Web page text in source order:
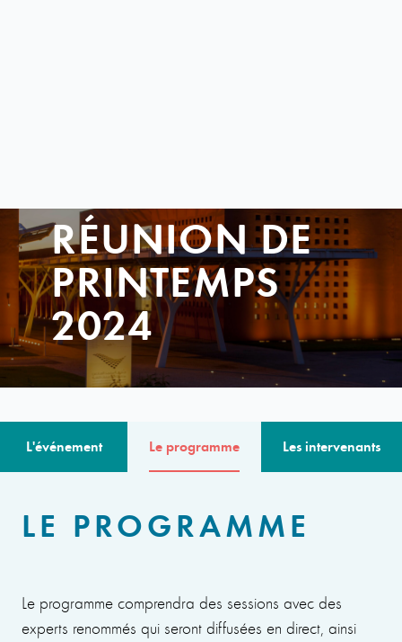
RÉUNION DE
PRINTEMPS
2024
L'événement Le programme Les intervenants
LE PROGRAMME
Le programme comprendra des sessions avec des
experts renommés qui seront diffusées en direct, ainsi